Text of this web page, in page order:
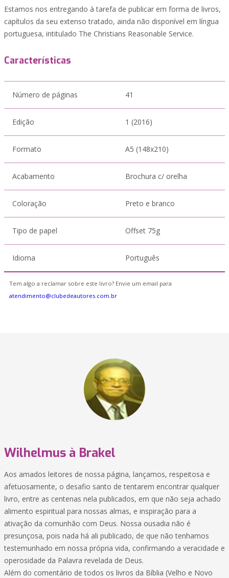
Estamos nos entregando à tarefa de publicar em forma de livros,
capítulos da seu extenso tratado, ainda não disponível em língua
portuguesa, intitulado The Christians Reasonable Service.
Características
Número de páginas 41
Edição 1 (2016)
Formato A5 (148x210)
Acabamento Brochura c/ orelha
Coloração Preto e branco
Tipo de papel Offset 75g
Idioma Português
Tem algo a reclamar sobre este livro? Envie um email para
atendimento@clubedeautores.com.br
Wilhelmus à Brakel
Aos amados leitores de nossa página, lançamos, respeitosa e
afetuosamente, o desafio santo de tentarem encontrar qualquer
livro, entre as centenas nela publicados, em que não seja achado
alimento espiritual para nossas almas, e inspiração para a
ativação da comunhão com Deus. Nossa ousadia não é
presunçosa, pois nada há ali publicado, de que não tenhamos
testemunhado em nossa própria vida, confirmando a veracidade e
operosidade da Palavra revelada de Deus.
Além do comentário de todos os livros da Bíblia (Velho e Novo